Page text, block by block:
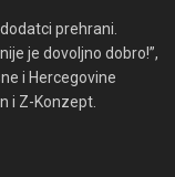
prehrani.
je dovoljno dobro!”,
i Hercegovine
i Z-Konzept.